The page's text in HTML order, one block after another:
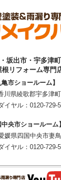
坂出市・宇多津
リフォーム専門
亀市ショールーム】
川県綾歌郡宇多津
イヤル： 0120-729-
中央市ショールーム】
媛県四国中央市妻
イヤル： 0120-729-